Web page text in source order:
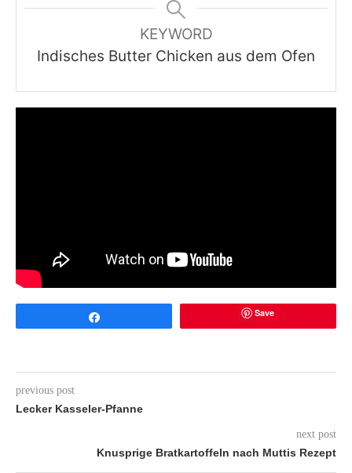
KEYWORD
Indisches Butter Chicken aus dem Ofen
Save
previous post
Lecker Kasseler-Pfanne
next post
Knusprige Bratkartoffeln nach Muttis Rezept